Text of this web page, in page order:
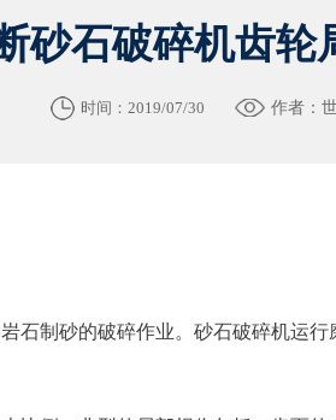
砂石破碎机齿轮
时间：2019/07/30 作者：
石制砂的破碎作业。砂石破碎机运